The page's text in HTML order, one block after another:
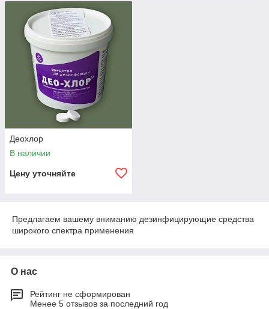
Деохлор
В наличии
Цену уточняйте
Предлагаем вашему вниманию дезинфицирующие средства
широкого спектра применения
О нас
Рейтинг не сформирован
Менее 5 отзывов за последний год